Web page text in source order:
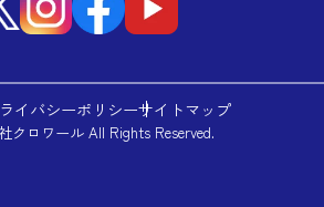
イバシーポリシーサイトマップ
クロワール All Rights Reserved.